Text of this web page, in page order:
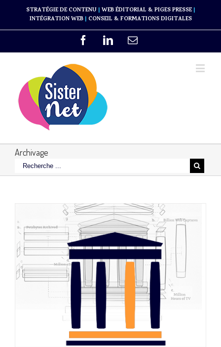
STRATÉGIE DE CONTENU | WEB ÉDITORIAL & PIGES PRESSE |
INTÉGRATION WEB | CONSEIL & FORMATIONS DIGITALES
Archivage